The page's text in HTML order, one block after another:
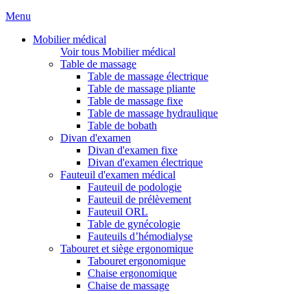
Menu
Mobilier médical
Voir tous Mobilier médical
Table de massage
Table de massage électrique
Table de massage pliante
Table de massage fixe
Table de massage hydraulique
Table de bobath
Divan d'examen
Divan d'examen fixe
Divan d'examen électrique
Fauteuil d'examen médical
Fauteuil de podologie
Fauteuil de prélèvement
Fauteuil ORL
Table de gynécologie
Fauteuils d’hémodialyse
Tabouret et siège ergonomique
Tabouret ergonomique
Chaise ergonomique
Chaise de massage